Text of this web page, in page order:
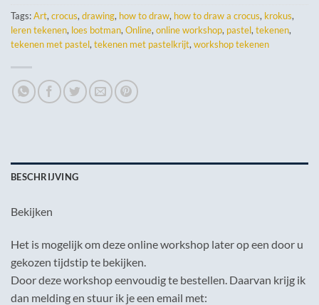
Tags:Art, crocus, drawing, how to draw, how to draw a crocus, krokus,
leren tekenen, loes botman, Online, online workshop, pastel, tekenen,
tekenen met pastel, tekenen met pastelkrijt, workshop tekenen
BESCHRIJVING
Bekijken
Het is mogelijk om deze online workshop later op een door u
gekozen tijdstip te bekijken.
Door deze workshop eenvoudig te bestellen. Daarvan krijg ik
dan melding en stuur ik je een email met: